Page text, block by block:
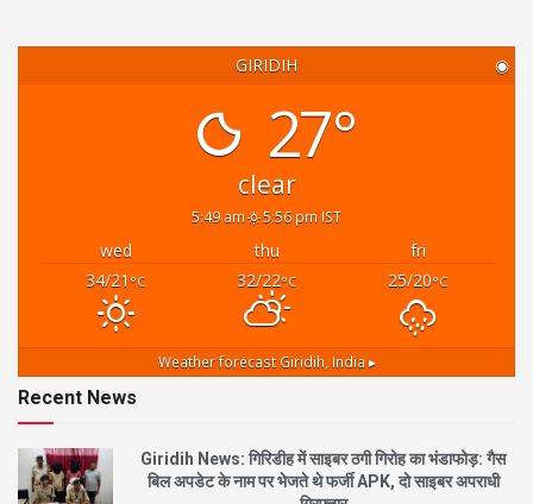
GIRIDIH ◉
27°
clear
5:49 am 5:56 pm IST
wed thu
fri
34/21 °C 32/22°C 25/20°C
Weather forecast Giridih, India ▸
Recent News
Giridih News: गिरिडीह में साइबर ठगी गिरोह का भंडाफोड़: गैस
बिल अपडेट के नाम पर भेजते थे फर्जी APK, दो साइबर अपराधी